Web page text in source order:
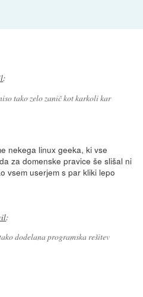
:
tako zelo zanič kot karkoli kar
nekega linux geeka, ki vse
za domenske pravice še slišal ni
vsem userjem s par kliki lepo
:
dodelana programska rešitev